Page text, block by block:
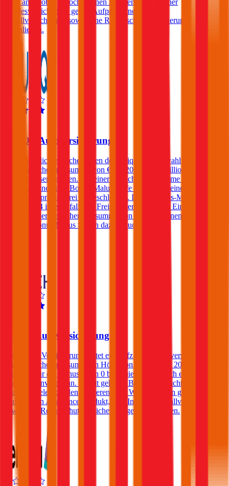
nicht angeboten, jedoch können Kunden der Kärntner
Landesversicherung gegen Aufpreis eine Insassen-
Unfallversicherung sowie eine Rechtsschutzversicherung
abschließen.
UNIQA Autoversicherung
Kfz-Haftpflichtversicherungen der Uniqa können wahlweise mit
einer Versicherungssumme von € 10, 20 oder 30 Millionen
abgeschlossen werden. Bei einer Versicherungssumme von € 30
Millionen und einer Bonus-Malus Stufe von 0-7 ist eine Kfz-
Assistance prämienfrei eingeschlossen. Ist die Bonus-Malus Stufe
kleiner als 4 ist ebenfalls ein Freischaden inkludiert. Ein Freischaden
kann ab einer Versicherungssumme von € 20 Millionen auch bei
höheren Bonus-Malus Stufen dazugebucht werden.
Zurich Autoversicherung
Die Zurich Versicherung bietet eine Kfz-Haftpflichtversicherung mit
einer Versicherungssumme in Höhe von € 8, 12, 15, 20 oder 25
Mio. an. Für die Bonusstufen 0 bis 3 bietet die Zurich einen
Bonusstufenvorteil an. Damit geht die Bonusstufe nicht verloren,
egal wie viele Schäden passieren. Des Weiteren kann gegen einen
Aufpreis ein Assistance-Produkt, eine Insassen-Unfallversicherung
sowie eine Rechtsschutzversicherung gewählt werden.